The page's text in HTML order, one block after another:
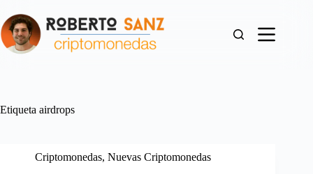
al
contenido
Etiqueta airdrops
Criptomonedas, Nuevas Criptomonedas